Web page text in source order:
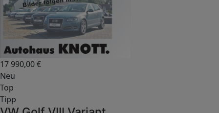
17 990,00€
Neu
Top
Tipp